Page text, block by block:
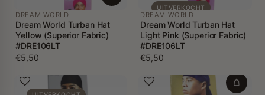
DREAM WORLD
Dream World Turban Hat
Yellow (Superior Fabric)
#DRE106LT
€5,50
UITVERKOCHT
DREAM WORLD
Dream World Turban Hat
Light Pink (Superior Fabric)
#DRE106LT
€5,50